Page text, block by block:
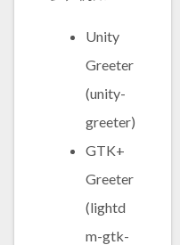
Unity
Greeter
(unity-
greeter)
GTK+
Greeter
(lightd
m-gtk-